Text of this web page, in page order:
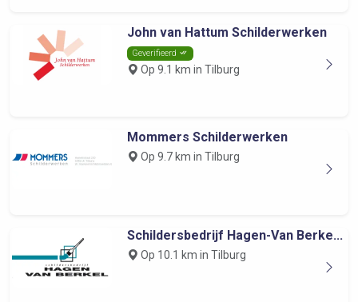
John van Hattum Schilderwerken
Geverifieerd
Op 9.1 km in Tilburg
Mommers Schilderwerken
Op 9.7 km in Tilburg
Schildersbedrijf Hagen-Van Berke...
Op 10.1 km in Tilburg